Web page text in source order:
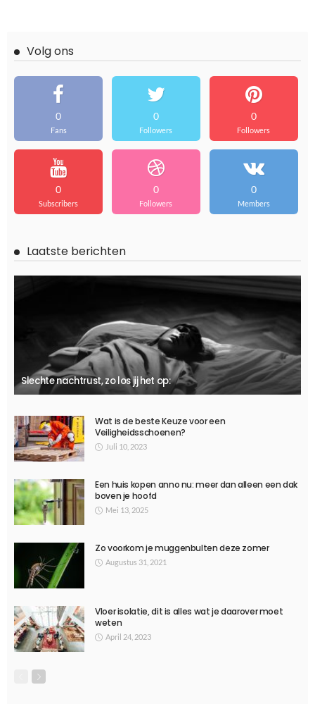
Volg ons
0
Fans
0
Followers
0
Followers
0
Subscribers
0
Followers
0
Members
Laatste berichten
Slechte nachtrust, zo los jij het op:
Wat is de beste Keuze voor een
Veiligheidsschoenen?
Juli 10, 2023
Een huis kopen anno nu: meer dan alleen een dak
boven je hoofd
Mei 13, 2025
Zo voorkom je muggenbulten deze zomer
Augustus 31, 2021
Vloer isolatie, dit is alles wat je daarover moet
weten
April 24, 2023